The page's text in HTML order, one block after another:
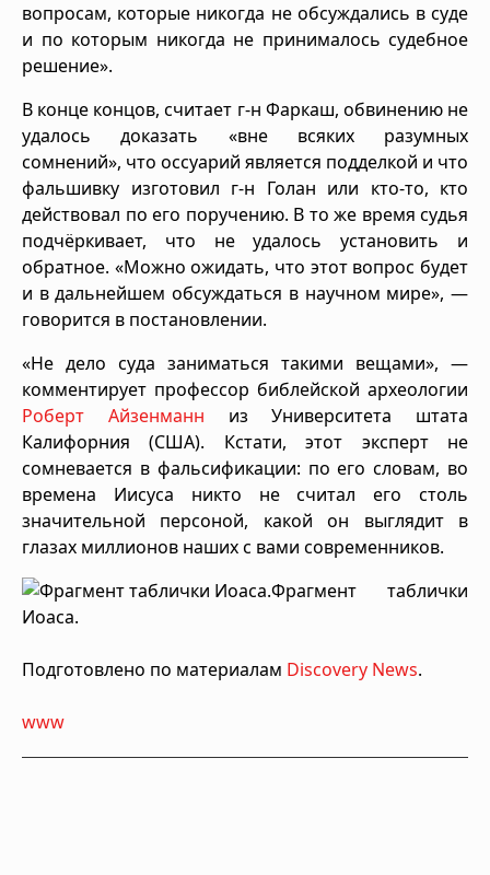
вопросам, которые никогда не обсуждались в суде
и по которым никогда не принималось судебное
решение».
В конце концов, считает г-н Фаркаш, обвинению не
удалось доказать «вне всяких разумных
сомнений», что оссуарий является подделкой и что
фальшивку изготовил г-н Голан или кто-то, кто
действовал по его поручению. В то же время судья
подчёркивает, что не удалось установить и
обратное. «Можно ожидать, что этот вопрос будет
и в дальнейшем обсуждаться в научном мире», —
говорится в постановлении.
«Не дело суда заниматься такими вещами», —
комментирует профессор библейской археологии
Роберт Айзенманн из Университета штата
Калифорния (США). Кстати, этот эксперт не
сомневается в фальсификации: по его словам, во
времена Иисуса никто не считал его столь
значительной персоной, какой он выглядит в
глазах миллионов наших с вами современников.
Фрагмент таблички
Иоаса.
Подготовлено по материалам Discovery News.
www